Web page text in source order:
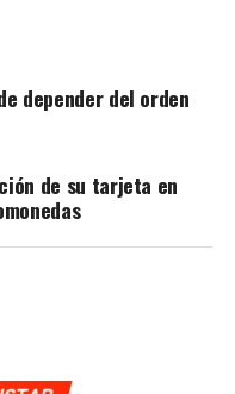
depender del orden
de su tarjeta en